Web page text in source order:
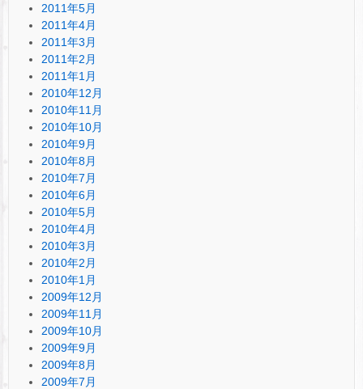
2011年5月
2011年4月
2011年3月
2011年2月
2011年1月
2010年12月
2010年11月
2010年10月
2010年9月
2010年8月
2010年7月
2010年6月
2010年5月
2010年4月
2010年3月
2010年2月
2010年1月
2009年12月
2009年11月
2009年10月
2009年9月
2009年8月
2009年7月